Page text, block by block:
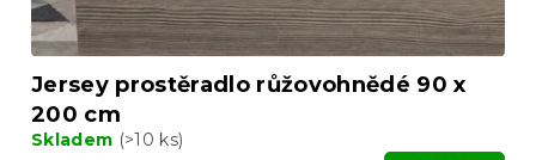
Jersey prostěradlo růžovohnědé 90 x
200 cm
Skladem (>10 ks)